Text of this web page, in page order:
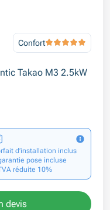
Confort
Takao M3 2.5kW
d’installation inclus
pose incluse
réduite 10%
devis